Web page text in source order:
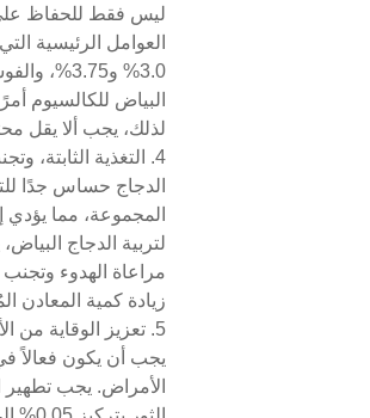
العوامل الرئيسية
البياض للكالسيوم
لذلك، يجب ألا يقل
4. التغذية الثابتة، وتجنب جميع أنواع التوتر
الدجاج حساس جدًا
المجموعة، مما
لتربية الدجاج
زيادة كمية المعادن
5. تعزيز الوقاية من الأمراض
يجب أن يكون فعالاً
الأمراض. يجب تطهير